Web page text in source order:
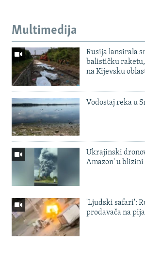
Multimedija
Rusija lansirala
balističku
na Kijevsku
Vodostaj reka u
Ukrajinski
Amazon' u
'Ljudski safari':
prodavača na